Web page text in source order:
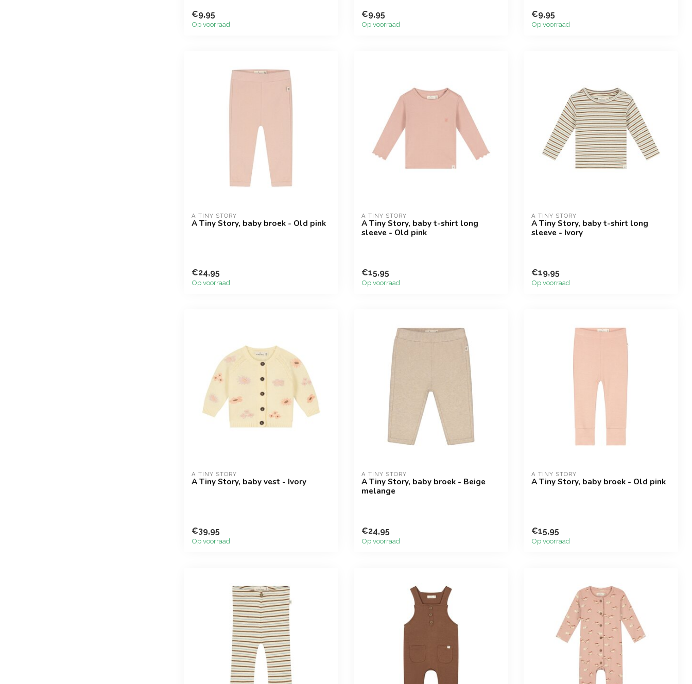
€9,95
Op voorraad
€9,95
Op voorraad
€9,95
Op voorraad
A TINY STORY
A Tiny Story, baby broek - Old pink
€24,95
Op voorraad
A TINY STORY
A Tiny Story, baby t-shirt long
sleeve - Old pink
€15,95
Op voorraad
A TINY STORY
A Tiny Story, baby t-shirt long
sleeve - Ivory
€19,95
Op voorraad
A TINY STORY
A Tiny Story, baby vest - Ivory
€39,95
Op voorraad
A TINY STORY
A Tiny Story, baby broek - Beige
melange
€24,95
Op voorraad
A TINY STORY
A Tiny Story, baby broek - Old pink
€15,95
Op voorraad